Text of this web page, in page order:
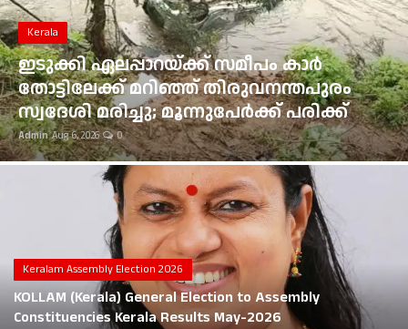
Loksabha Election 2024
Technology
Health
Jobs Mall
Career
Education
Kerala
ഭൂമി തരംമാറ്റ അപേക്ഷ: കോടതി
ഉത്തരവുകൾ ആവർത്തിച്ച് ലംഘിച്ച
മൂവാറ്റുപുഴ ആർഡിഒയ്ക്ക് 25,000 രൂപ
പിഴ
Admin Aug 6, 2026 0
Keralam Assembly Election 2026
KOLLAM (Kerala) General Election to Assembly
Constituencies Kerala Results May-2026